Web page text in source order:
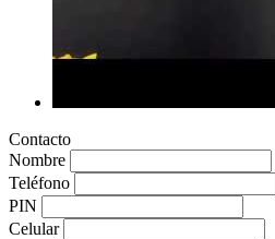
Contacto
Nombre
Teléfono
PIN
Celular